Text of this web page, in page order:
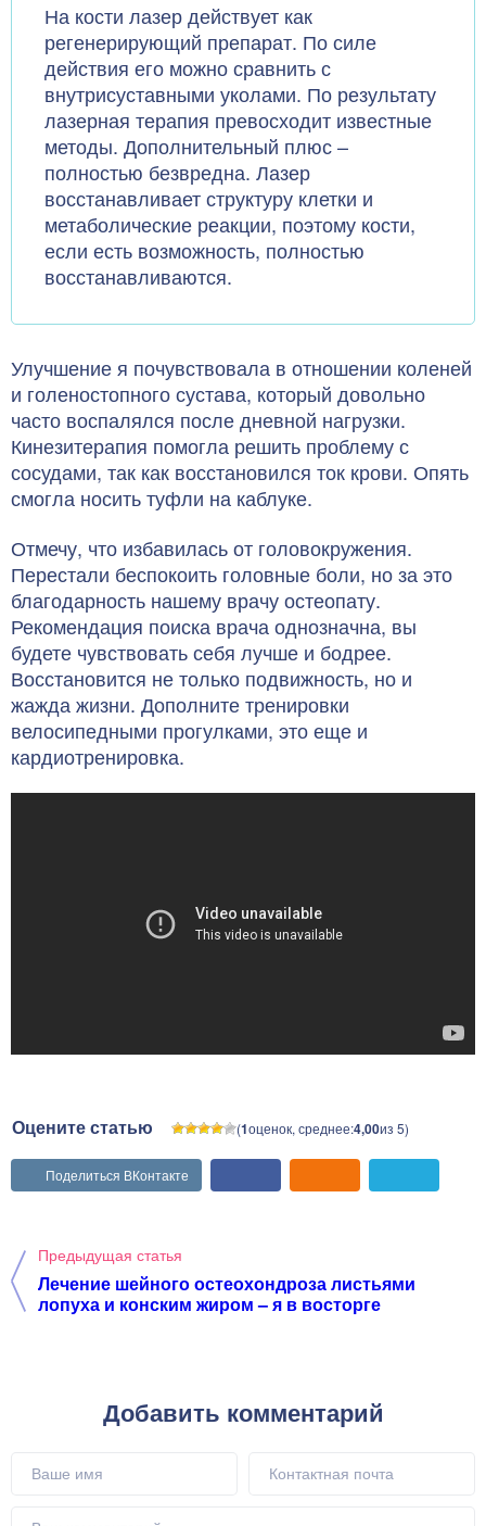
На кости лазер действует как
регенерирующий препарат. По силе
действия его можно сравнить с
внутрисуставными уколами. По результату
лазерная терапия превосходит известные
методы. Дополнительный плюс –
полностью безвредна. Лазер
восстанавливает структуру клетки и
метаболические реакции, поэтому кости,
если есть возможность, полностью
восстанавливаются.
Улучшение я почувствовала в отношении коленей
и голеностопного сустава, который довольно
часто воспалялся после дневной нагрузки.
Кинезитерапия помогла решить проблему с
сосудами, так как восстановился ток крови. Опять
смогла носить туфли на каблуке.
Отмечу, что избавилась от головокружения.
Перестали беспокоить головные боли, но за это
благодарность нашему врачу остеопату.
Рекомендация поиска врача однозначна, вы
будете чувствовать себя лучше и бодрее.
Восстановится не только подвижность, но и
жажда жизни. Дополните тренировки
велосипедными прогулками, это еще и
кардиотренировка.
Оцените статью (1оценок, среднее:4,00из 5)
Поделиться ВКонтакте
Предыдущая статья
Лечение шейного остеохондроза листьями
лопуха и конским жиром – я в восторге
Добавить комментарий